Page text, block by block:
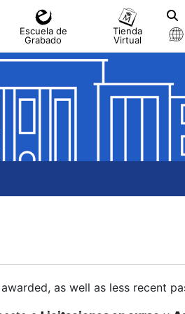
Escuela de
Grabado
Tienda
Virtual
as well as less recent